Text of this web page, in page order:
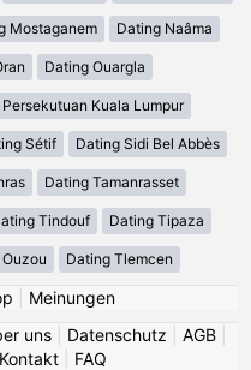
Mostaganem Dating Naâma
Dating Ouargla
Kuala Lumpur
Sétif Dating Sidi Bel Abbès
Dating Tamanrasset
Tindouf Dating Tipaza
Dating Tlemcen
Meinungen
uns Datenschutz AGB
Kontakt FAQ